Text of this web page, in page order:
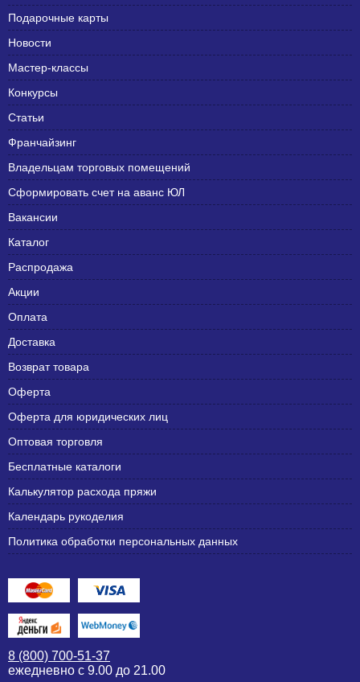
Подарочные карты
Новости
Мастер-классы
Конкурсы
Статьи
Франчайзинг
Владельцам торговых помещений
Сформировать счет на аванс ЮЛ
Вакансии
Каталог
Распродажа
Акции
Оплата
Доставка
Возврат товара
Оферта
Оферта для юридических лиц
Оптовая торговля
Бесплатные каталоги
Калькулятор расхода пряжи
Календарь рукоделия
Политика обработки персональных данных
8 (800) 700-51-37
ежедневно с 9.00 до 21.00